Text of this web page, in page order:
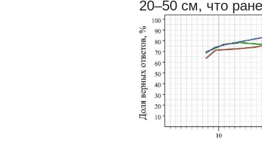
20–50 см, что